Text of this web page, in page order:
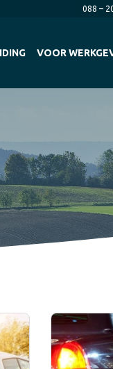
088 –
VOOR